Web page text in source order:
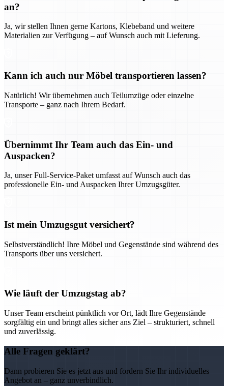
an?
Ja, wir stellen Ihnen gerne Kartons, Klebeband und weitere
Materialien zur Verfügung – auf Wunsch auch mit Lieferung.
Kann ich auch nur Möbel transportieren lassen?
Natürlich! Wir übernehmen auch Teilumzüge oder einzelne
Transporte – ganz nach Ihrem Bedarf.
Übernimmt Ihr Team auch das Ein- und
Auspacken?
Ja, unser Full-Service-Paket umfasst auf Wunsch auch das
professionelle Ein- und Auspacken Ihrer Umzugsgüter.
Ist mein Umzugsgut versichert?
Selbstverständlich! Ihre Möbel und Gegenstände sind während des
Transports über uns versichert.
Wie läuft der Umzugstag ab?
Unser Team erscheint pünktlich vor Ort, lädt Ihre Gegenstände
sorgfältig ein und bringt alles sicher ans Ziel – strukturiert, schnell
und zuverlässig.
Alle Fragen geklärt?
Dann probieren Sie es jetzt aus und fordern Sie Ihr individuelles
Angebot an – ganz unverbindlich.